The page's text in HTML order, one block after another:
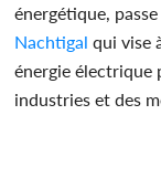
énergétique,
Nachtigal qui vise
énergie électrique
industries et des